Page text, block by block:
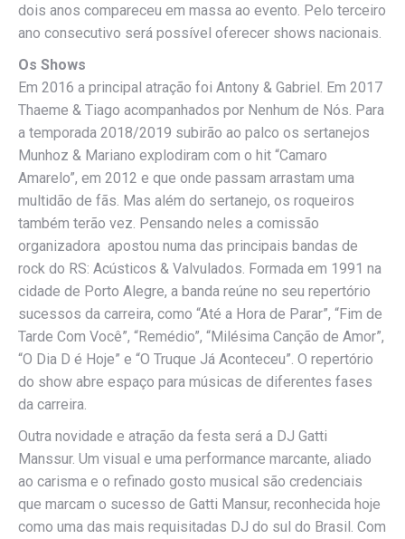
dois anos compareceu em massa ao evento. Pelo terceiro
ano consecutivo será possível oferecer shows nacionais.
Os Shows
Em 2016 a principal atração foi Antony & Gabriel. Em 2017
Thaeme & Tiago acompanhados por Nenhum de Nós. Para
a temporada 2018/2019 subirão ao palco os sertanejos
Munhoz & Mariano explodiram com o hit “Camaro
Amarelo”, em 2012 e que onde passam arrastam uma
multidão de fãs. Mas além do sertanejo, os roqueiros
também terão vez. Pensando neles a comissão
organizadora apostou numa das principais bandas de
rock do RS: Acústicos & Valvulados. Formada em 1991 na
cidade de Porto Alegre, a banda reúne no seu repertório
sucessos da carreira, como “Até a Hora de Parar”, “Fim de
Tarde Com Você”, “Remédio”, “Milésima Canção de Amor”,
“O Dia D é Hoje” e “O Truque Já Aconteceu”. O repertório
do show abre espaço para músicas de diferentes fases
da carreira.
Outra novidade e atração da festa será a DJ Gatti
Manssur. Um visual e uma performance marcante, aliado
ao carisma e o refinado gosto musical são credenciais
que marcam o sucesso de Gatti Mansur, reconhecida hoje
como uma das mais requisitadas DJ do sul do Brasil. Com